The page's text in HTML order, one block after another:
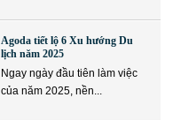
Agoda tiết lộ 6 Xu hướng Du
lịch năm 2025
Ngay ngày đầu tiên làm việc
của năm 2025, nền...